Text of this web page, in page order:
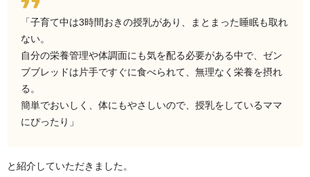
「子育て中は3時間おきの授乳があり、まとまった睡眠も取れ
ない。
自分の栄養管理や体調面にも気を配る必要がある中で、ゼン
ブブレッドは片手ですぐに食べられて、無理なく栄養を摂れ
る。
簡単でおいしく、体にもやさしいので、授乳をしているママ
にぴったり」
と紹介していただきました。